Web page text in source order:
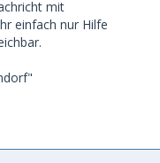
mit
einfach nur Hilfe